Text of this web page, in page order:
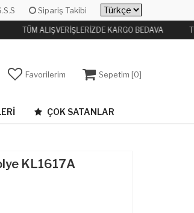
Sipariş Takibi
TÜM ALIŞVERİŞLERİZDE KARGO BEDAVA
Favorilerim Sepetim [0]
ÇOK SATANLAR
KL1617A